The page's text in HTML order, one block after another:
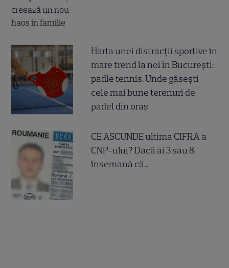
Harta unei distracții sportive în
mare trend la noi în București:
padle tennis. Unde găsești
cele mai bune terenuri de
padel din oraș
CE ASCUNDE ultima CIFRA a
CNP-ului? Dacă ai 3 sau 8
însemană că...